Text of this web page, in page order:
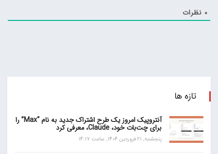
0 نظرات
تازه ها
آنتروپیک امروز یک طرح اشتراک جدید به نام “Max” را
برای چت‌بات خود، Claude، معرفی کرد
پنجشنبه, 21 فروردین 1404, ساعت 14:17